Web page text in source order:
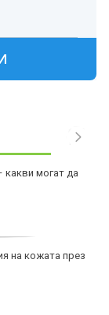
могат да
на кожата през